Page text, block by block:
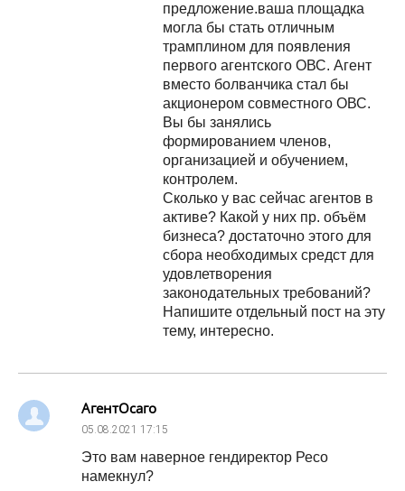
предложение.ваша площадка
могла бы стать отличным
трамплином для появления
первого агентского ОВС. Агент
вместо болванчика стал бы
акционером совместного ОВС.
Вы бы занялись
формированием членов,
организацией и обучением,
контролем.
Сколько у вас сейчас агентов в
активе? Какой у них пр. объём
бизнеса? достаточно этого для
сбора необходимых средст для
удовлетворения
законодательных требований?
Напишите отдельный пост на эту
тему, интересно.
АгентОсаго
05.08.2021 17:15
Это вам наверное гендиректор Ресо
намекнул?